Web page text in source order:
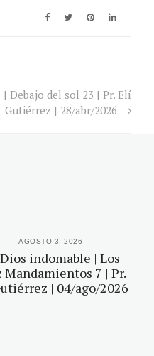
Debajo del sol 23 | Pr. Elí
Gutiérrez | 28/abr/2026
AGOSTO 3, 2026
indomable | Los
Mandamientos 7 | Pr.
| 04/ago/2026